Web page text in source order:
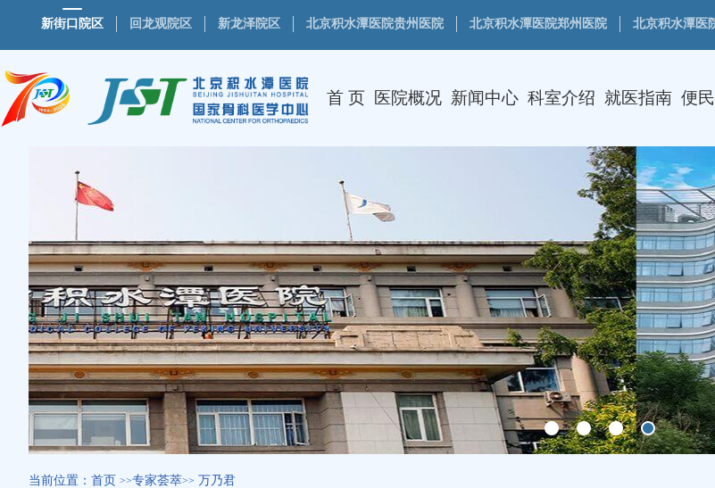
新街口院区 回龙观院区 新龙泽院区 北京积水潭医院贵州医院 北京积水潭医院郑州医院 北京积水潭医
首 页 医院概况 新闻中心 科室介绍 就医指南 便
当前位置： 首页 >>专家荟萃>> 万乃君